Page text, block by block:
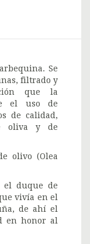
Se
filtrado y
que la
el uso de
de calidad,
oliva y de
olivo (Olea
el duque de
vivía en el
de ahí el
en honor al